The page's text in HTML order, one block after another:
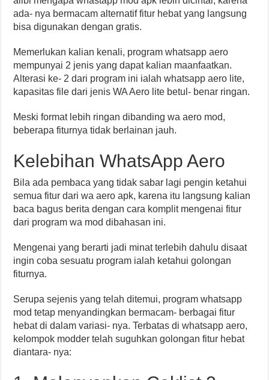
ada- nya bermacam alternatif fitur hebat yang langsung
bisa digunakan dengan gratis.
Memerlukan kalian kenali, program whatsapp aero
mempunyai 2 jenis yang dapat kalian maanfaatkan.
Alterasi ke- 2 dari program ini ialah whatsapp aero lite,
kapasitas file dari jenis WA Aero lite betul- benar ringan.
Meski format lebih ringan dibanding wa aero mod,
beberapa fiturnya tidak berlainan jauh.
Kelebihan WhatsApp Aero
Bila ada pembaca yang tidak sabar lagi pengin ketahui
semua fitur dari wa aero apk, karena itu langsung kalian
baca bagus berita dengan cara komplit mengenai fitur
dari program wa mod dibahasan ini.
Mengenai yang berarti jadi minat terlebih dahulu disaat
ingin coba sesuatu program ialah ketahui golongan
fiturnya.
Serupa sejenis yang telah ditemui, program whatsapp
mod tetap menyandingkan bermacam- berbagai fitur
hebat di dalam variasi- nya. Terbatas di whatsapp aero,
kelompok modder telah suguhkan golongan fitur hebat
diantara- nya: